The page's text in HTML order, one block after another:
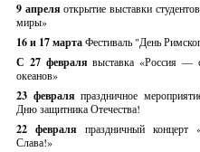
9 апреляоткрытие выставки
миры»
16 и 17 мартаФестиваль "День
С 27 февралявыставка «Россия —
океанов»
23 февраляпраздничное
Дню защитника Отечества!
22 февраля праздничный концерт
Слава!»